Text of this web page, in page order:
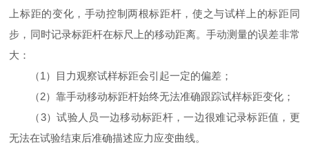
上标距的变化，手动控制两根标距杆，使之与试样上的标距同
步，同时记录标距杆在标尺上的移动距离。手动测量的误差非常
大：
（1 ）目力观察试样标距会引起一定的偏差；
（2）靠手动移动标距杆始终无法准确跟踪试样标距变化；
（3）试验人员一边移动标距杆，一边很难记录标距值，更
无法在试验结束后准确描述应力应变曲线。